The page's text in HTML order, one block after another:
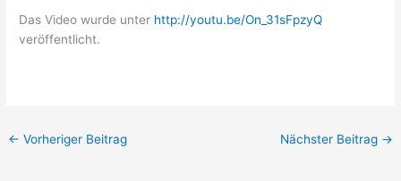
Das Video wurde unter http://youtu.be/On_31sFpzyQ
veröffentlicht.
← Vorheriger Beitrag Nächster Beitrag →